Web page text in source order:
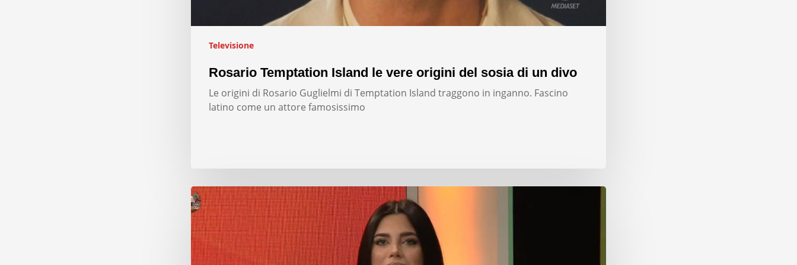
Televisione
Rosario Temptation Island le vere origini del sosia di un divo
Le origini di Rosario Guglielmi di Temptation Island traggono in inganno. Fascino
latino come un attore famosissimo